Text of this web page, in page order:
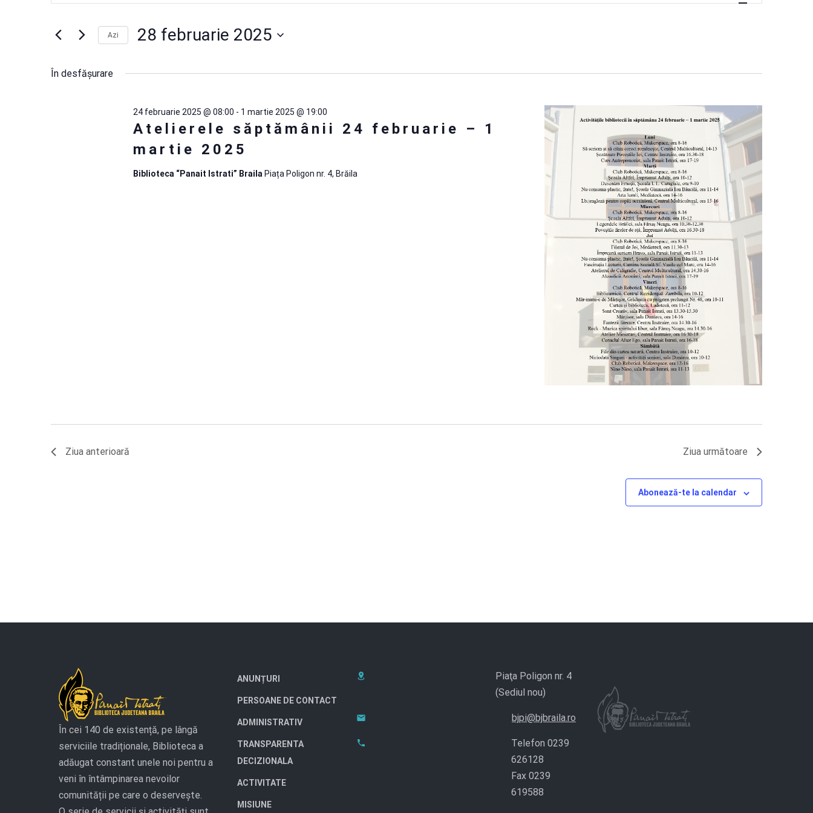
pentru
28
februarie
în
vizualizări
și
căutare
Evenimente
Caută
după
Azi 28 februarie 2025
data.
În desfășurare
Atelierele săptămânii 24 februarie – 1
martie 2025
24 februarie 2025 @ 08:00 - 1 martie 2025 @ 19:00
Biblioteca “Panait Istrati” Braila Piața Poligon nr. 4, Brăila
Ziua anterioară Ziua următoare
Abonează-te la calendar
În cei 140 de existență, pe lângă
serviciile tradiționale, Biblioteca a
adăugat constant unele noi pentru a
veni în întâmpinarea nevoilor
comunității pe care o deservește.
ANUNȚURI
PERSOANE DE CONTACT
ADMINISTRATIV
TRANSPARENTA
DECIZIONALA
ACTIVITATE
MISIUNE
Piaţa Poligon nr. 4
(Sediul nou)
bjpi@bjbraila.ro
Telefon 0239
626128
Fax 0239
619588